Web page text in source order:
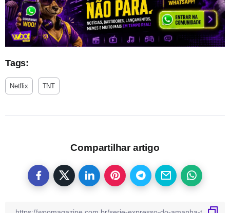
Tags:
Netflix TNT
Compartilhar artigo